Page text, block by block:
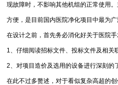
现故障时，不影响其他机组的正常使用
方便，是目前国内医院净化项目中最为广
在设计之前，首先务必消化好关于医院
1、仔细阅读招标文件、投标文件及相关
2、对项目造价及选用的设备进行深刻的
在此不过多赘述，对于看似复杂高超的